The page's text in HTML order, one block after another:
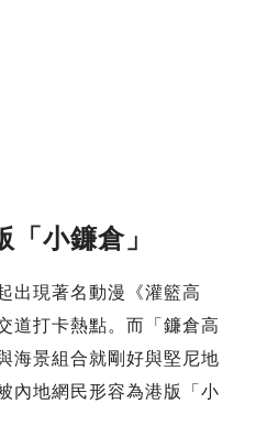
小鐮倉」
出現著名動漫《灌籃高
道打卡熱點。而「鐮倉高
海景組合就剛好與堅尼地
內地網民形容為港版「小